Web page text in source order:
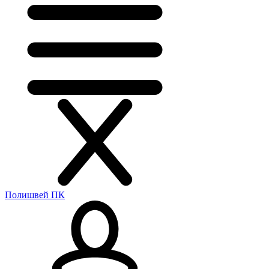
Полишвей ПК